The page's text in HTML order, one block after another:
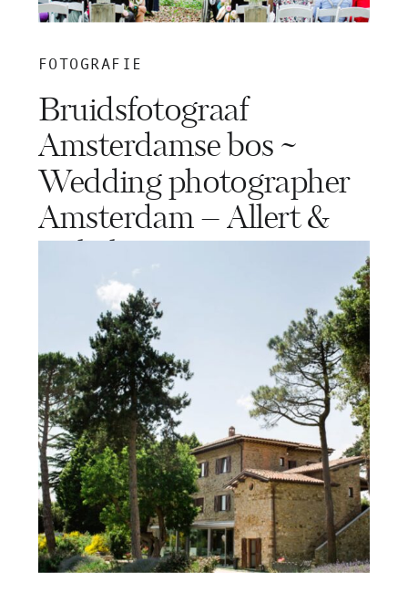
FOTOGRAFIE
Bruidsfotograaf
Amsterdamse bos ~
Wedding photographer
Amsterdam – Allert &